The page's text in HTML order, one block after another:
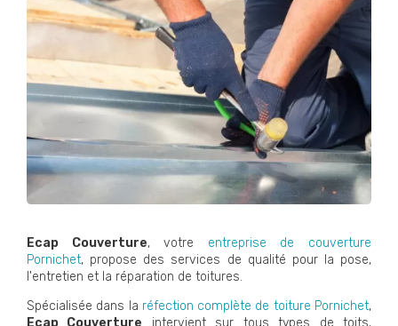
Ecap Couverture, votre entreprise de couverture
Pornichet, propose des services de qualité pour la pose,
l'entretien et la réparation de toitures.
Spécialisée dans la réfection complète de toiture Pornichet,
Ecap Couverture intervient sur tous types de toits,